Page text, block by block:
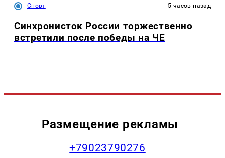
Спорт 5 часов назад
Синхронисток России торжественно
встретили после победы на ЧЕ
Размещение рекламы
+79023790276